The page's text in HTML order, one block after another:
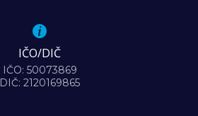
IČO/DIČ
IČO: 50073869
DIČ: 2120169865